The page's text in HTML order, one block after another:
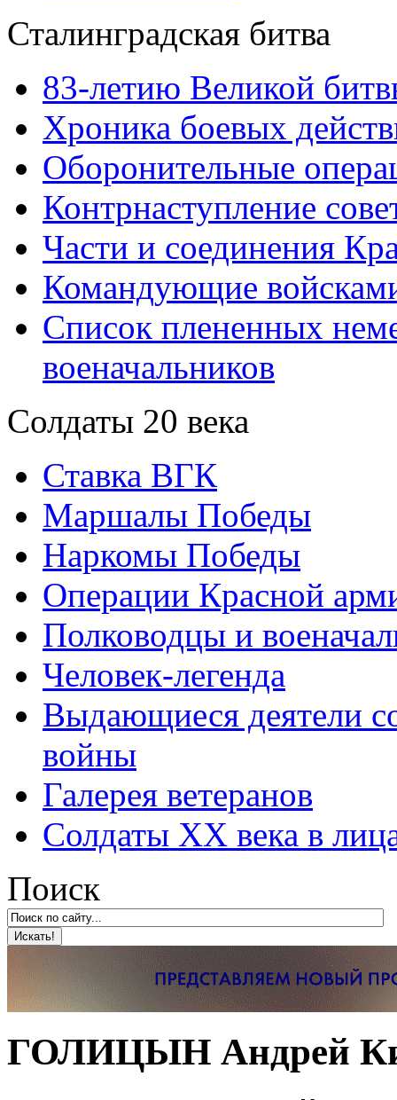
Сталинградская битва
83-летию Великой
Хроника боевых
Оборонительные
Контрнаступление
Части и соединения
Командующие
Список плененных
военачальников
Солдаты 20 века
Ставка ВГК
Маршалы Победы
Наркомы Победы
Операции Красной
Полководцы и
Человек-легенда
Выдающиеся деятели
войны
Галерея ветеранов
Солдаты XX века в
Поиск
ГОЛИЦЫН Андрей